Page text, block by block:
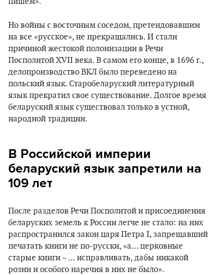
Но войны с восточным соседом, претендовавшим
на все «русское», не прекращались. И стали
причиной жестокой полонизации в Речи
Посполитой XVII века. В самом его конце, в 1696 г.,
делопроизводство ВКЛ было переведено на
польский язык. Старобеларуский литературный
язык прекратил свое существование. Долгое время
беларуский язык существовал только в устной,
народной традиции.
В Российской империи
беларуский язык запретили на
109 лет
После разделов Речи Посполитой и присоединения
беларуских земель к России легче не стало: на них
распространился закон царя Петра I, запрещавший
печатать книги не по-русски, «а… церковные
старые книги – … исправливать, дабы никакой
розни и особого наречия в них не было».